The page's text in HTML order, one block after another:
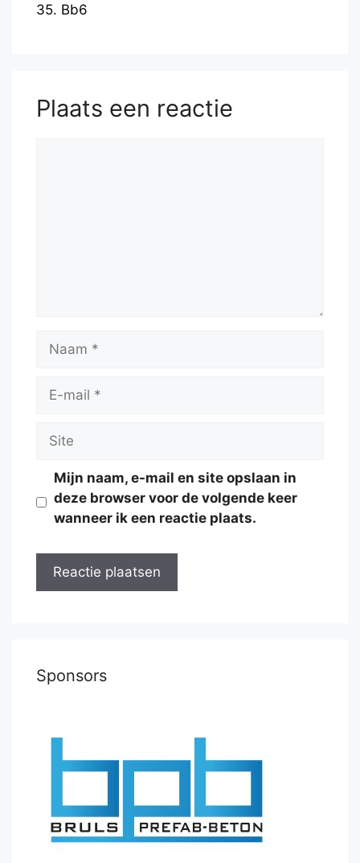
35. Bb6
Plaats een reactie
Naam
Site
Mijn naam, e-mail en site opslaan in
deze browser voor de volgende keer
wanneer ik een reactie plaats.
Sponsors